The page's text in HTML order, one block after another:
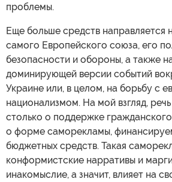
проблемы.
Еще больше средств направляется
самого Европейского союза, его
безопасности и обороны, а также
доминирующей версии событий
Украине или, в целом, на борьбу с
национализмом. На мой взгляд,
столько о поддержке
о форме саморекламы,
бюджетных средств. Такая
конформистские нарративы и
инакомыслие, а значит, влияет на